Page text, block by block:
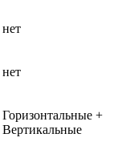
нет
нет
Горизонтальные +
Вертикальные